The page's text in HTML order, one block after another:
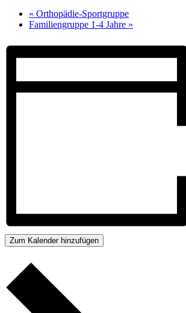
« Orthopädie-Sportgruppe
Familiengruppe 1-4 Jahre »
Zum Kalender hinzufügen